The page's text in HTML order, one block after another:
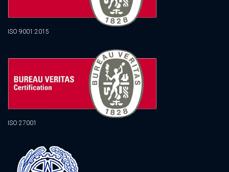
ISO 9001:2015
ISO 27001